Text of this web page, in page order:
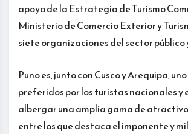
apoyo de la Estrategia de Turismo
Ministerio de Comercio Exterior y
siete organizaciones del sector público
Puno es, junto con Cusco y Arequipa,
preferidos por los turistas nacionales y
albergar una amplia gama de
entre los que destaca el imponente y